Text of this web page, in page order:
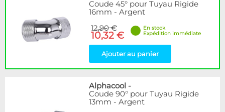
Coude 45° pour Tuyau Rigide
16mm - Argent
12,90 €
10,32 €
En stock
Expédition immédiate
Ajouter au panier
Alphacool -
Coude 90° pour Tuyau Rigide
13mm - Argent